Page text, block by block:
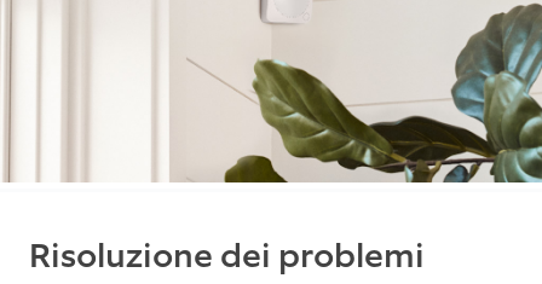
Risoluzione dei problemi